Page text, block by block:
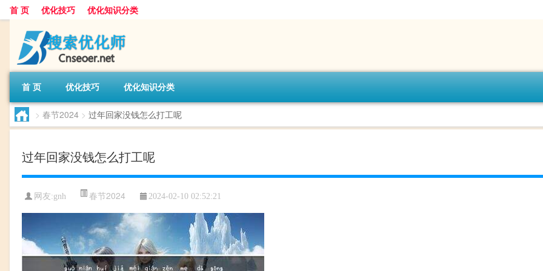
首 页 优化技巧 优化知识分类
首 页 优化技巧 优化知识分类
> 春节2024 > 过年回家没钱怎么打工呢
过年回家没钱怎么打工呢
网友:gnh 春节2024 2024-02-10 02:52:21